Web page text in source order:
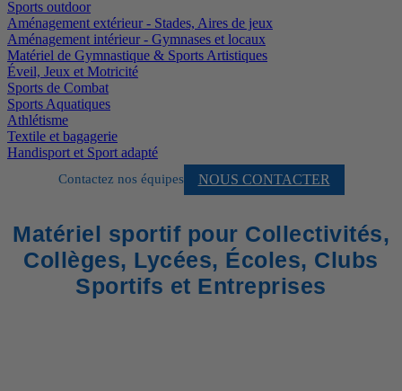
Sports outdoor
Aménagement extérieur - Stades, Aires de jeux
Aménagement intérieur - Gymnases et locaux
Matériel de Gymnastique & Sports Artistiques
Éveil, Jeux et Motricité
Sports de Combat
Sports Aquatiques
Athlétisme
Textile et bagagerie
Handisport et Sport adapté
Contactez nos équipes NOUS CONTACTER
Matériel sportif pour Collectivités,
Collèges, Lycées, Écoles, Clubs
Sportifs et Entreprises